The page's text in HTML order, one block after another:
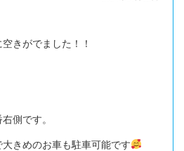
きがでました！！
側です。
きめのお車も駐車可能です